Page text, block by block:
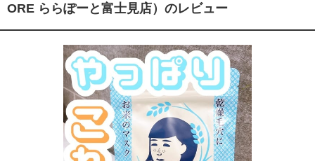
ORE ららぽーと富士見店）のレビュー